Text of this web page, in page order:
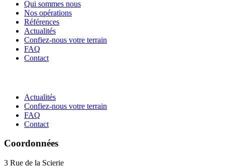
Qui sommes nous
Nos opérations
Références
Actualités
Confiez-nous votre terrain
FAQ
Contact
Actualités
Confiez-nous votre terrain
FAQ
Contact
Coordonnées
3 Rue de la Scierie